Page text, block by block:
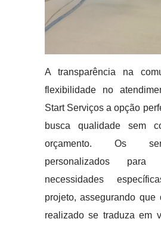
A transparência na
flexibilidade no
Start Serviços a opção
busca qualidade sem
orçamento. Os
personalizados
necessidades
projeto, assegurando que
realizado se traduza em